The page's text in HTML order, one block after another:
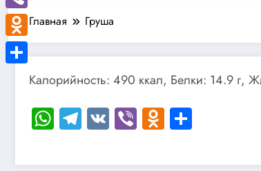
Главная Груша
Калорийность: 490 ккал, Белки: 14.9 г,
WhatsApp
Telegram
VKViber
Viber
Odnoklassniki
Отправить